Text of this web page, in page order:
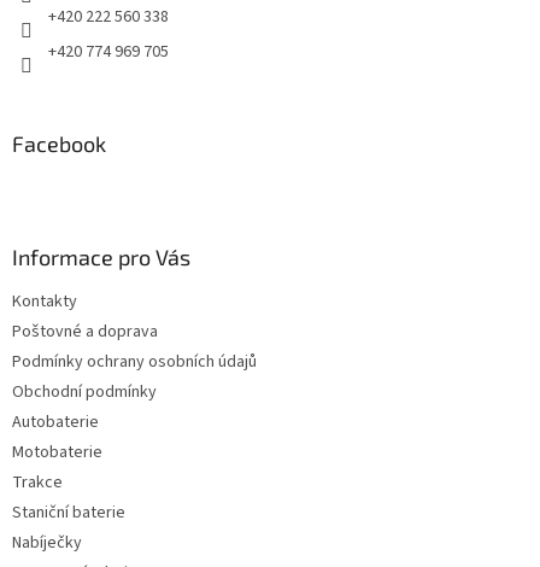
+420 222 560 338
+420 774 969 705
Facebook
Informace pro Vás
Kontakty
Poštovné a doprava
Podmínky ochrany osobních údajů
Obchodní podmínky
Autobaterie
Motobaterie
Trakce
Staniční baterie
Nabíječky